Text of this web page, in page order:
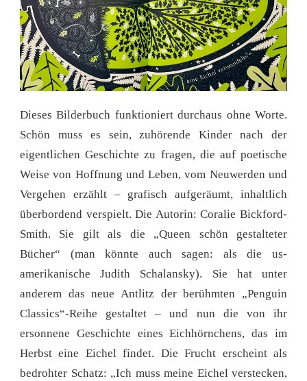
Dieses Bilderbuch funktioniert durchaus ohne Worte.
Schön muss es sein, zuhörende Kinder nach der
eigentlichen Geschichte zu fragen, die auf poetische
Weise von Hoffnung und Leben, vom Neuwerden und
Vergehen erzählt – grafisch aufgeräumt, inhaltlich
überbordend verspielt. Die Autorin: Coralie Bickford-
Smith. Sie gilt als die „Queen schön gestalteter
Bücher“ (man könnte auch sagen: als die us-
amerikanische Judith Schalansky). Sie hat unter
anderem das neue Antlitz der berühmten „Penguin
Classics“-Reihe gestaltet – und nun die von ihr
ersonnene Geschichte eines Eichhörnchens, das im
Herbst eine Eichel findet. Die Frucht erscheint als
bedrohter Schatz: „Ich muss meine Eichel verstecken,